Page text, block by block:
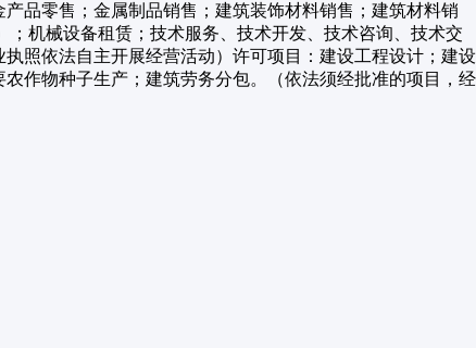
品零售；金属制品销售；建筑装饰材料销售；建筑材料销
机械设备租赁；技术服务、技术开发、技术咨询、技术交
照依法自主开展经营活动）许可项目：建设工程设计；建设
作物种子生产；建筑劳务分包。（依法须经批准的项目，经